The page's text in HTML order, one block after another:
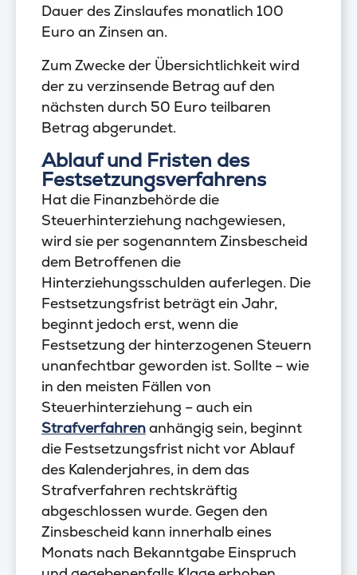
Dauer des Zinslaufes monatlich 100
Euro an Zinsen an.
Zum Zwecke der Übersichtlichkeit wird
der zu verzinsende Betrag auf den
nächsten durch 50 Euro teilbaren
Betrag abgerundet.
Ablauf und Fristen des
Festsetzungsverfahrens
Hat die Finanzbehörde die
Steuerhinterziehung nachgewiesen,
wird sie per sogenanntem Zinsbescheid
dem Betroffenen die
Hinterziehungsschulden auferlegen. Die
Festsetzungsfrist beträgt ein Jahr,
beginnt jedoch erst, wenn die
Festsetzung der hinterzogenen Steuern
unanfechtbar geworden ist. Sollte – wie
in den meisten Fällen von
Steuerhinterziehung – auch ein
Strafverfahrenanhängig sein, beginnt
die Festsetzungsfrist nicht vor Ablauf
des Kalenderjahres, in dem das
Strafverfahren rechtskräftig
abgeschlossen wurde. Gegen den
Zinsbescheid kann innerhalb eines
Monats nach Bekanntgabe Einspruch